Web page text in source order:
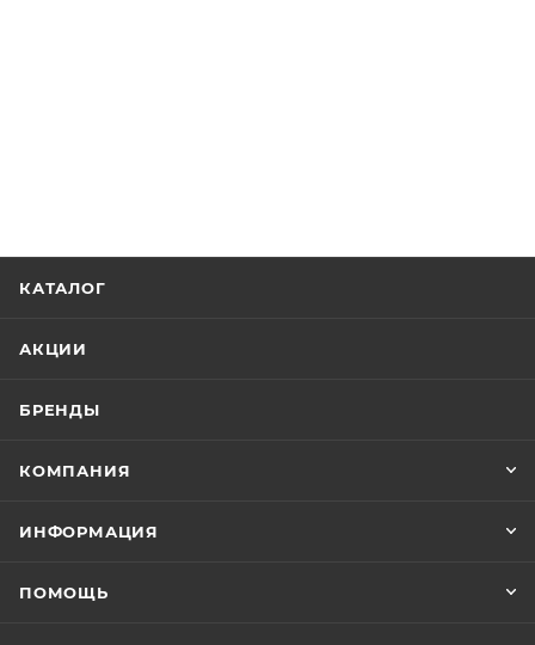
КАТАЛОГ
АКЦИИ
БРЕНДЫ
КОМПАНИЯ
ИНФОРМАЦИЯ
ПОМОЩЬ